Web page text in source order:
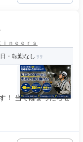
ｎｅｅｒｓ
・転勤なし
！ 当てはまったらぜ